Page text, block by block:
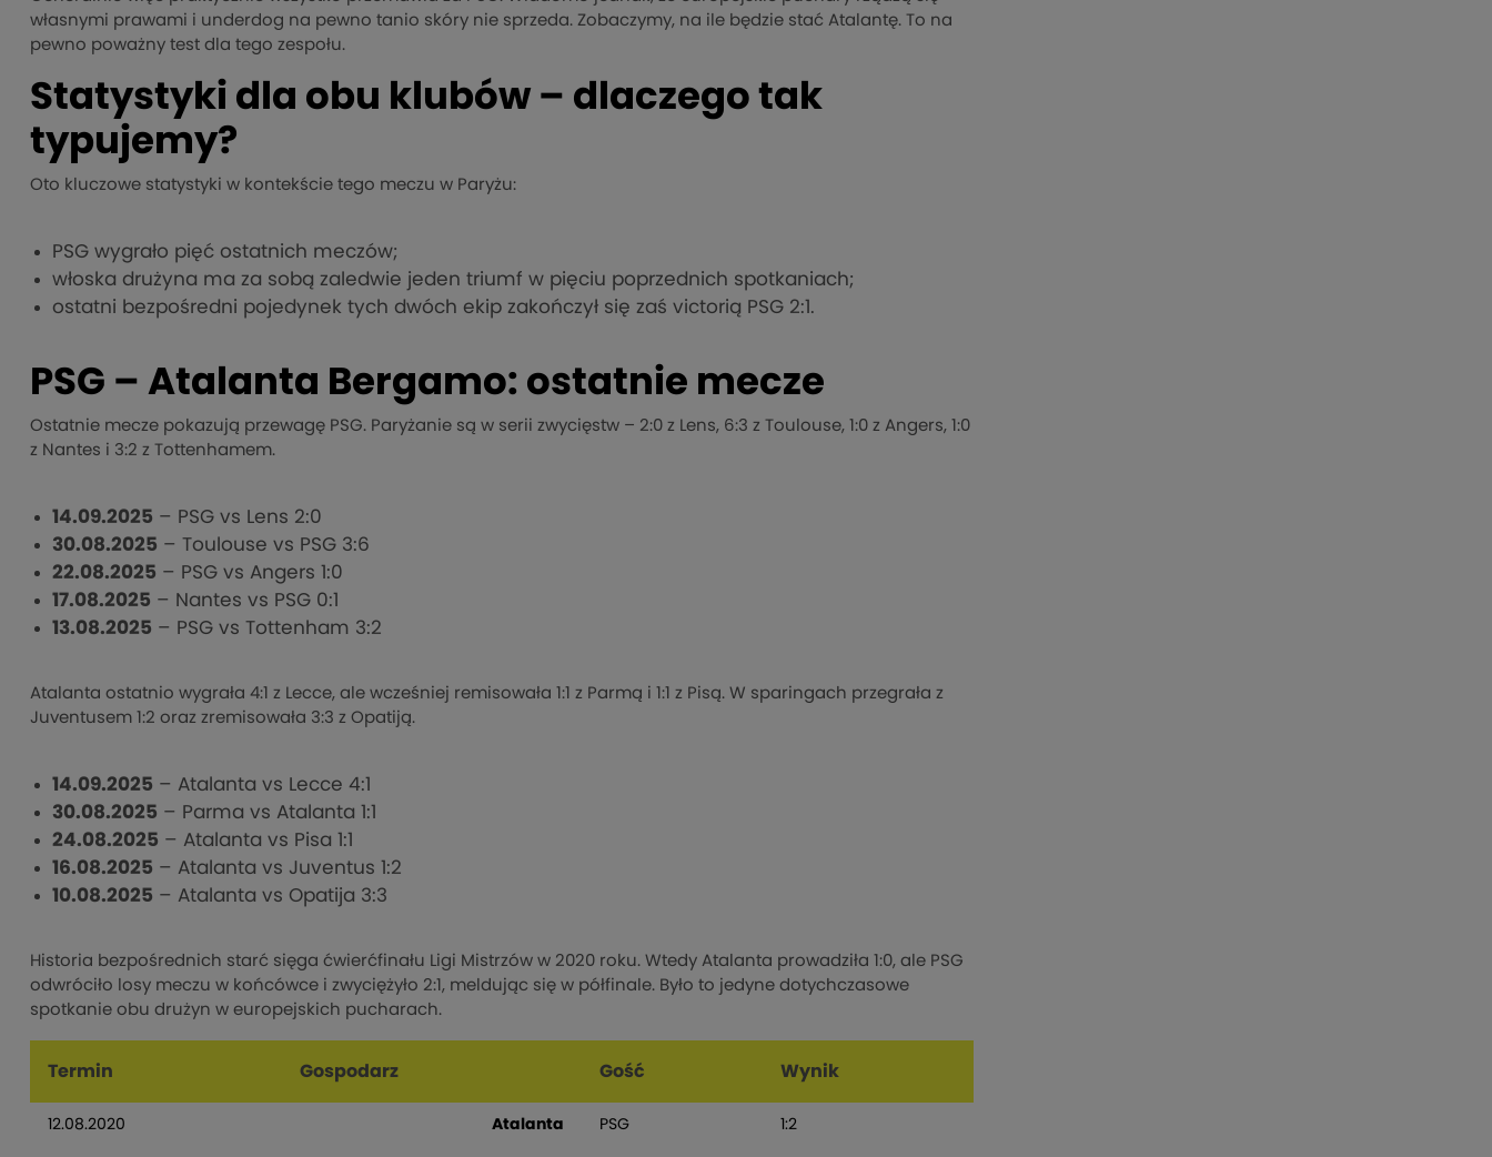
własnymi prawami i underdog na pewno tanio skóry nie sprzeda. Zobaczymy, na ile będzie stać Atalantę. To na
pewno poważny test dla tego zespołu.
Statystyki dla obu klubów – dlaczego tak
typujemy?
Oto kluczowe statystyki w kontekście tego meczu w Paryżu:
PSG wygrało pięć ostatnich meczów;
włoska drużyna ma za sobą zaledwie jeden triumf w pięciu poprzednich spotkaniach;
ostatni bezpośredni pojedynek tych dwóch ekip zakończył się zaś victorią PSG 2:1.
PSG – Atalanta Bergamo: ostatnie mecze
Ostatnie mecze pokazują przewagę PSG. Paryżanie są w serii zwycięstw – 2:0 z Lens, 6:3 z Toulouse, 1:0 z Angers, 1:0
z Nantes i 3:2 z Tottenhamem.
14.09.2025 – PSG vs Lens 2:0
30.08.2025 – Toulouse vs PSG 3:6
22.08.2025 – PSG vs Angers 1:0
17.08.2025 – Nantes vs PSG 0:1
13.08.2025 – PSG vs Tottenham 3:2
Atalanta ostatnio wygrała 4:1 z Lecce, ale wcześniej remisowała 1:1 z Parmą i 1:1 z Pisą. W sparingach przegrała z
Juventusem 1:2 oraz zremisowała 3:3 z Opatiją.
14.09.2025 – Atalanta vs Lecce 4:1
30.08.2025 – Parma vs Atalanta 1:1
24.08.2025 – Atalanta vs Pisa 1:1
16.08.2025 – Atalanta vs Juventus 1:2
10.08.2025 – Atalanta vs Opatija 3:3
Historia bezpośrednich starć sięga ćwierćfinału Ligi Mistrzów w 2020 roku. Wtedy Atalanta prowadziła 1:0, ale PSG
odwróciło losy meczu w końcówce i zwyciężyło 2:1, meldując się w półfinale. Było to jedyne dotychczasowe
spotkanie obu drużyn w europejskich pucharach.
Termin Gospodarz Gość Wynik
12.08.2020 Atalanta PSG 1:2